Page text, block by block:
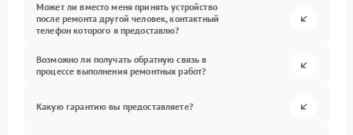
Может ли вместо меня принять устройство
после ремонта другой человек, контактный
телефон которого я предоставлю?
Возможно ли получать обратную связь в
процессе выполнения ремонтных работ?
Какую гарантию вы предоставляете?